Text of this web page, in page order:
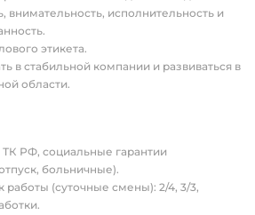
внимательность, исполнительность и
этикета.
в стабильной компании и развиваться в
области.
РФ, социальные гарантии
больничные).
(суточные смены): 2/4, 3/3,